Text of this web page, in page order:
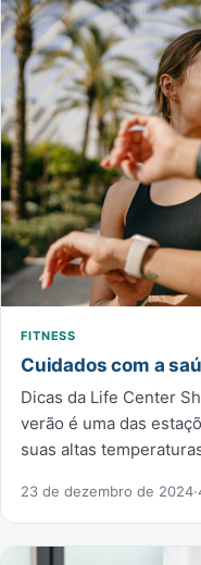
FITNESS
Cuidados com a
Dicas da Life Center
verão é uma das
suas altas
23 de dezembro de 2024·